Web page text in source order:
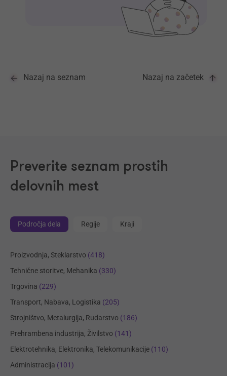
Nazaj na seznam Nazaj na začetek
Preverite seznam prostih
delovnih mest
Področja dela Regije Kraji
Proizvodnja, Steklarstvo (418)
Tehnične storitve, Mehanika (330)
Trgovina (229)
Transport, Nabava, Logistika (205)
Strojništvo, Metalurgija, Rudarstvo (186)
Prehrambena industrija, Živilstvo (141)
Elektrotehnika, Elektronika, Telekomunikacije (110)
Administracija (101)